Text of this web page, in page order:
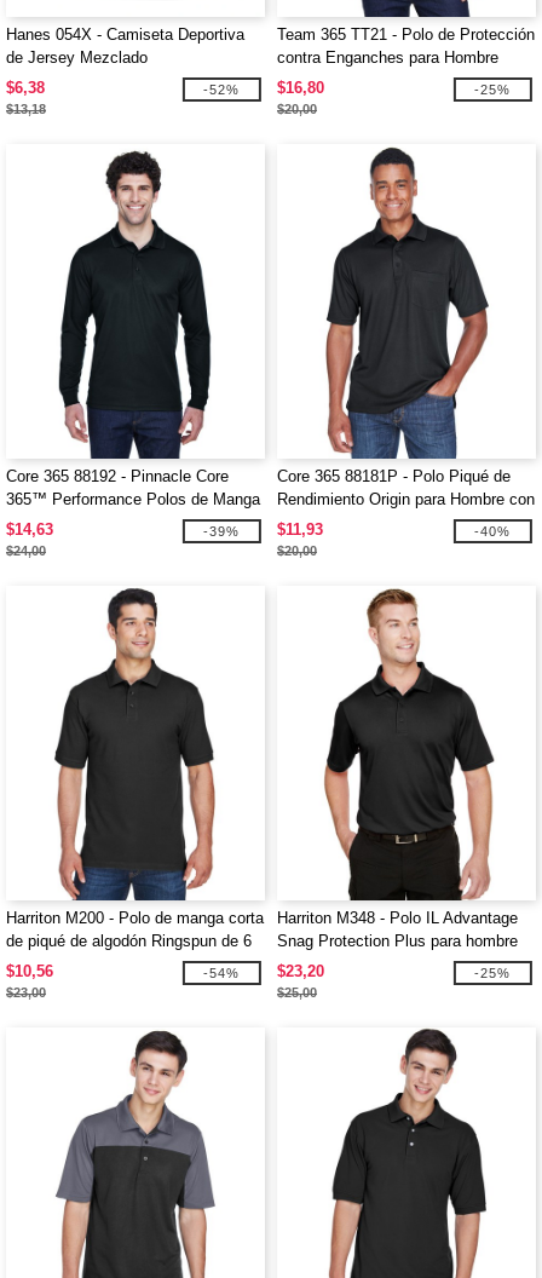
Hanes 054X - Camiseta Deportiva
de Jersey Mezclado
$6,38
$13,18
-52%
Team 365 TT21 - Polo de Protección
contra Enganches para Hombre
$16,80
$20,00
-25%
Core 365 88192 - Pinnacle Core
365™ Performance Polos de Manga
Larga Piqué
$14,63
$24,00
-39%
Core 365 88181P - Polo Piqué de
Rendimiento Origin para Hombre con
Bolsillo
$11,93
$20,00
-40%
Harriton M200 - Polo de manga corta
de piqué de algodón Ringspun de 6
oz.
$10,56
$23,00
-54%
Harriton M348 - Polo IL Advantage
Snag Protection Plus para hombre
$23,20
$25,00
-25%